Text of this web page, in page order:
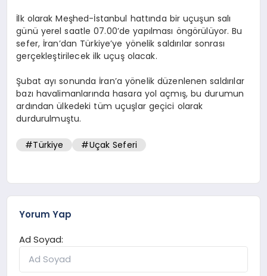
İlk olarak Meşhed-İstanbul hattında bir uçuşun salı
günü yerel saatle 07.00’de yapılması öngörülüyor. Bu
sefer, İran’dan Türkiye’ye yönelik saldırılar sonrası
gerçekleştirilecek ilk uçuş olacak.
Şubat ayı sonunda İran’a yönelik düzenlenen saldırılar
bazı havalimanlarında hasara yol açmış, bu durumun
ardından ülkedeki tüm uçuşlar geçici olarak
durdurulmuştu.
#Türkiye #Uçak Seferi
Yorum Yap
Ad Soyad: